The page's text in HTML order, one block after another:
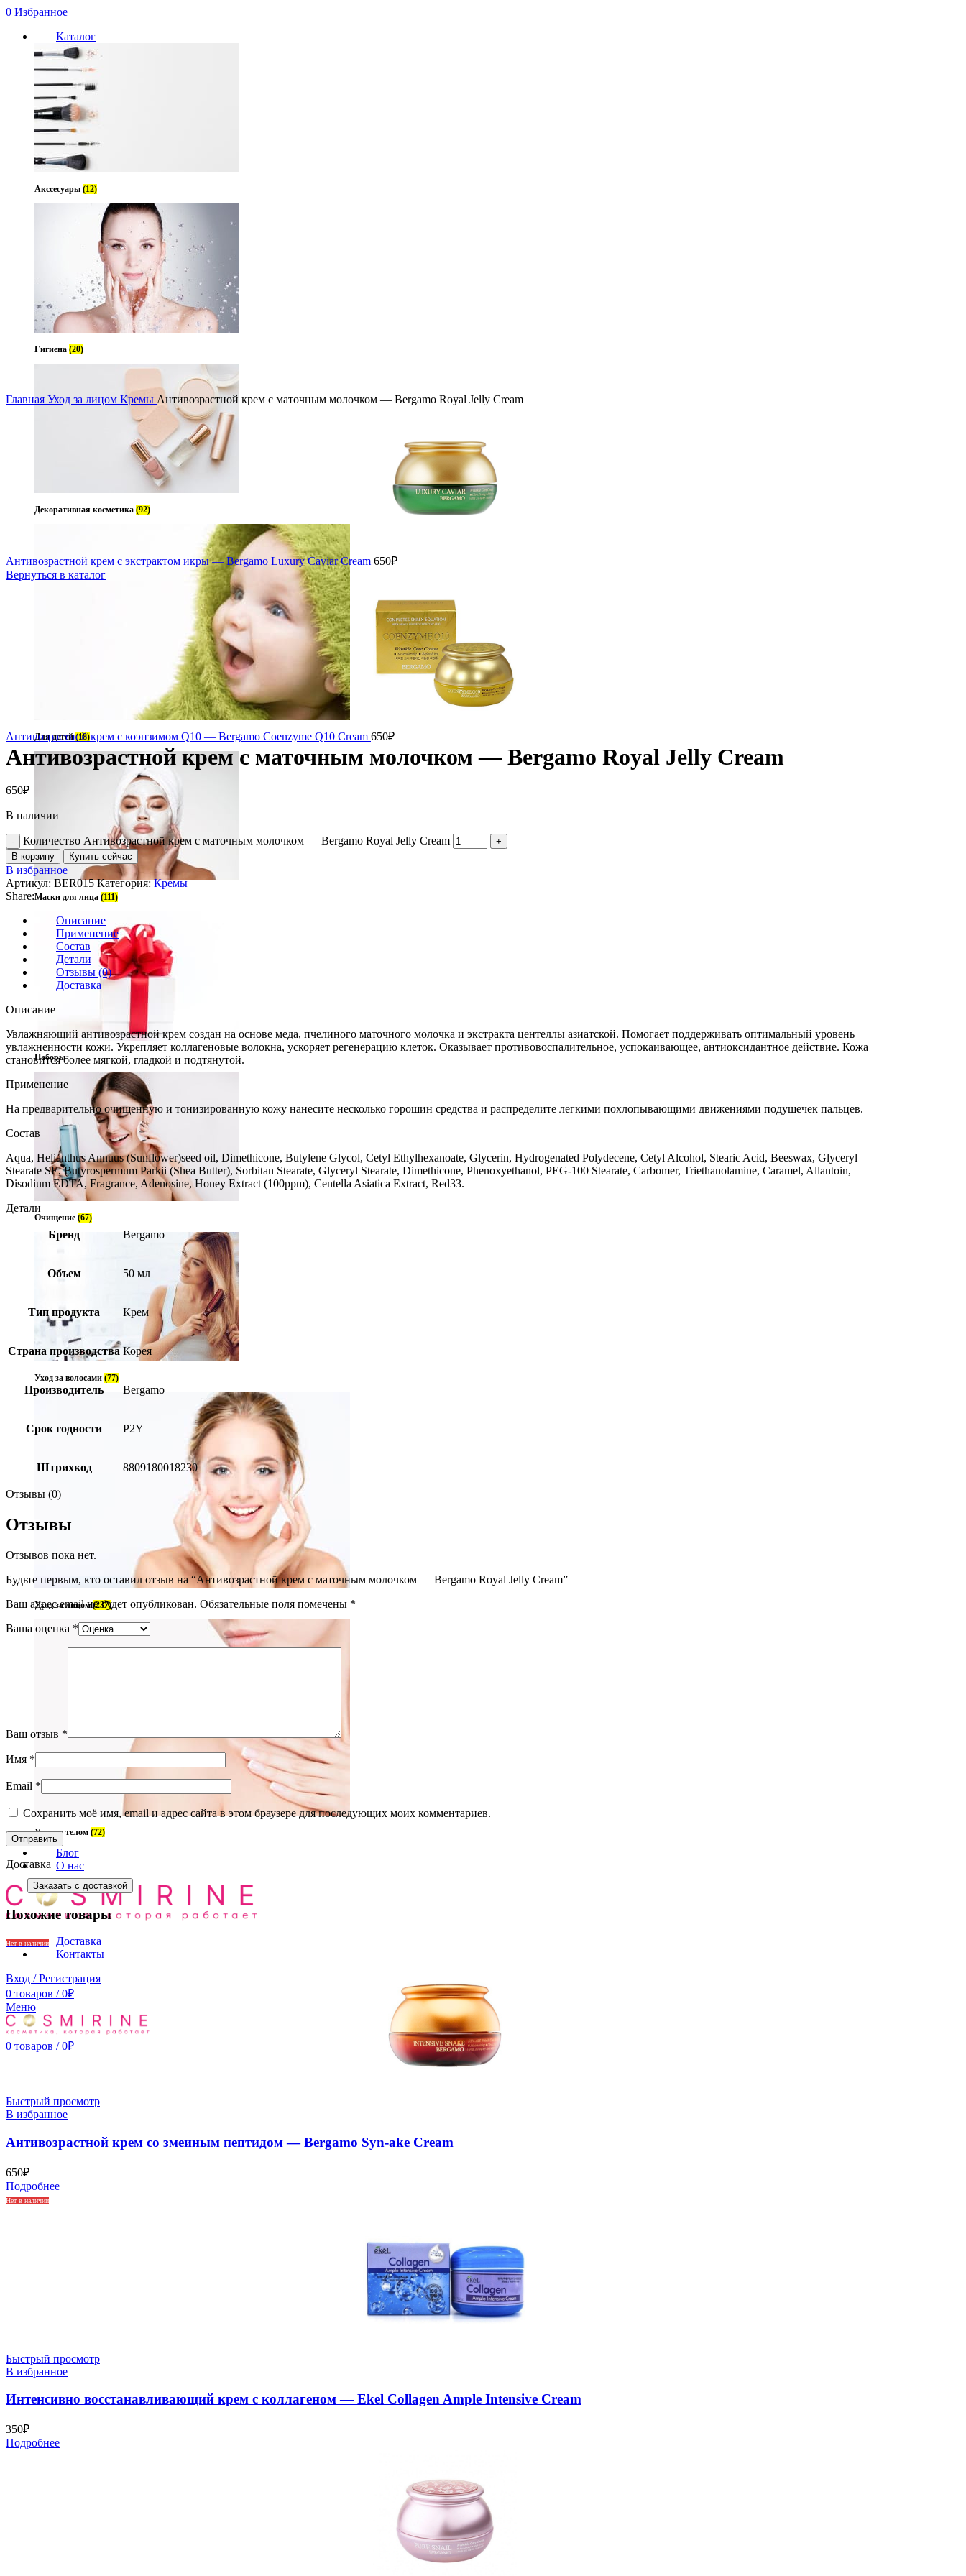
0 Избранное
Каталог
Акссесуары (12)
Гигиена (20)
Декоративная косметика (92)
Для детей(18)
Маски для лица (111)
Наборы
Очищение (67)
Уход за волосами (77)
Уход за лицом(237)
Уход за телом (72)
Блог
О нас
Доставка
Контакты
Вход / Регистрация
0 товаров / 0₽
Меню
0 товаров / 0₽
Главная Уход за лицом Кремы Антивозрастной крем с маточным молочком — Bergamo Royal Jelly Cream
Антивозрастной крем с экстрактом икры — Bergamo Luxury Caviar Cream 650₽
Вернуться в каталог
Антивозрастной крем с коэнзимом Q10 — Bergamo Coenzyme Q10 Cream 650₽
Антивозрастной крем с маточным молочком — Bergamo Royal Jelly Cream
650₽
В наличии
Количество Антивозрастной крем с маточным молочком — Bergamo Royal Jelly Cream
В корзину Купить сейчас
В избранное
Артикул: BER015Категория: Кремы
Share:
Описание
Применение
Состав
Детали
Отзывы (0)
Доставка
Описание
Увлажняющий антивозрастной крем создан на основе меда, пчелиного маточного молочка и экстракта центеллы азиатской. Помогает поддерживать оптимальный уровень
увлажненности кожи. Укрепляет коллагеновые волокна, ускоряет регенерацию клеток. Оказывает противовоспалительное, успокаивающее, антиоксидантное действие. Кожа
становится более мягкой, гладкой и подтянутой.
Применение
На предварительно очищенную и тонизированную кожу нанесите несколько горошин средства и распределите легкими похлопывающими движениями подушечек пальцев.
Состав
Aqua, Helianthus Annuus (Sunflower)seed oil, Dimethicone, Butylene Glycol, Cetyl Ethylhexanoate, Glycerin, Hydrogenated Polydecene, Cetyl Alcohol, Stearic Acid, Beeswax, Glyceryl
Stearate SE, Butyrospermum Parkii (Shea Butter), Sorbitan Stearate, Glyceryl Stearate, Dimethicone, Phenoxyethanol, PEG-100 Stearate, Carbomer, Triethanolamine, Caramel, Allantoin,
Disodium EDTA, Fragrance, Adenosine, Honey Extract (100ppm), Centella Asiatica Extract, Red33.
Детали
Бренд Bergamo
Объем 50 мл
Тип продукта Крем
Страна производства Корея
Производитель Bergamo
Срок годности P2Y
Штрихкод 8809180018230
Отзывы (0)
Отзывы
Отзывов пока нет.
Будьте первым, кто оставил отзыв на “Антивозрастной крем с маточным молочком — Bergamo Royal Jelly Cream”
Ваш адрес email не будет опубликован. Обязательные поля помечены *
Ваша оценка *
Ваш отзыв *
Имя *
Email *
Сохранить моё имя, email и адрес сайта в этом браузере для последующих моих комментариев.
Доставка
Заказать с доставкой
Похожие товары
Нет в наличии
Быстрый просмотр
В избранное
Антивозрастной крем со змеиным пептидом — Bergamo Syn-ake Cream
650₽
Подробнее
Нет в наличии
Быстрый просмотр
В избранное
Интенсивно восстанавливающий крем с коллагеном — Ekel Collagen Ample Intensive Cream
350₽
Подробнее